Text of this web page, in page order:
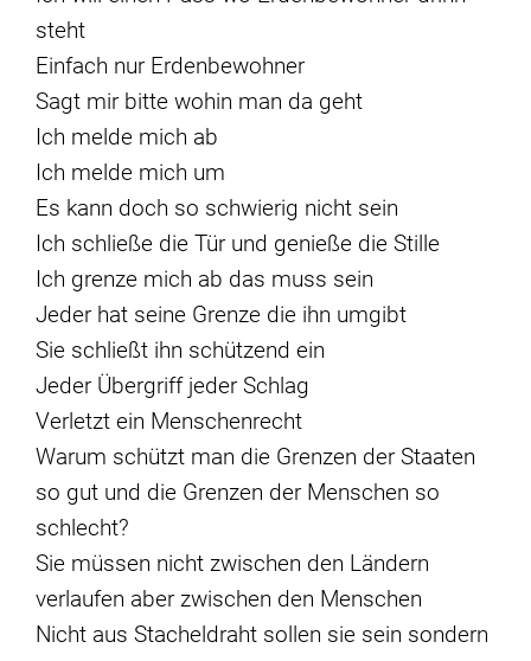
steht
Einfach nur Erdenbewohner
Sagt mir bitte wohin man da geht
Ich melde mich ab
Ich melde mich um
Es kann doch so schwierig nicht sein
Ich schließe die Tür und genieße die Stille
Ich grenze mich ab das muss sein
Jeder hat seine Grenze die ihn umgibt
Sie schließt ihn schützend ein
Jeder Übergriff jeder Schlag
Verletzt ein Menschenrecht
Warum schützt man die Grenzen der Staaten
so gut und die Grenzen der Menschen so
schlecht?
Sie müssen nicht zwischen den Ländern
verlaufen aber zwischen den Menschen
Nicht aus Stacheldraht sollen sie sein sondern